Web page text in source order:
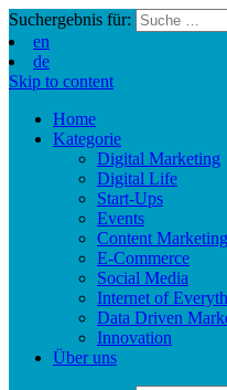
Suchergebnis für:
en
de
Skip to content
Home
Kategorie
Digital Marketing
Digital Life
Start-Ups
Events
Content Marketing
E-Commerce
Social Media
Internet of
Data Driven
Innovation
Über uns